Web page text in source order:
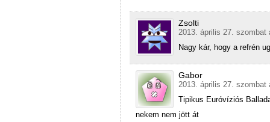
Zsolti
2013. április 27. szombat
Nagy kár, hogy a refrén
Gabor
2013. április 27. szombat
Tipikus Euróvíziós
nekem nem jött át